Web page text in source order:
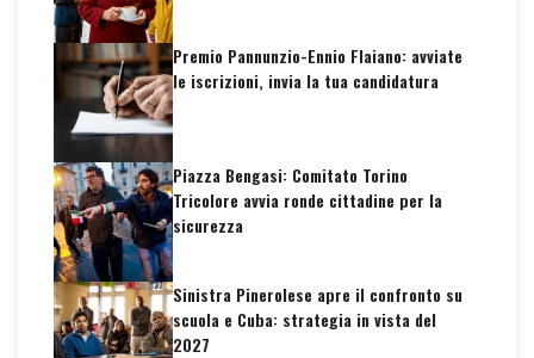
Premio Pannunzio-Ennio Flaiano: avviate
le iscrizioni, invia la tua candidatura
Piazza Bengasi: Comitato Torino
Tricolore avvia ronde cittadine per la
sicurezza
Sinistra Pinerolese apre il confronto su
scuola e Cuba: strategia in vista del
2027